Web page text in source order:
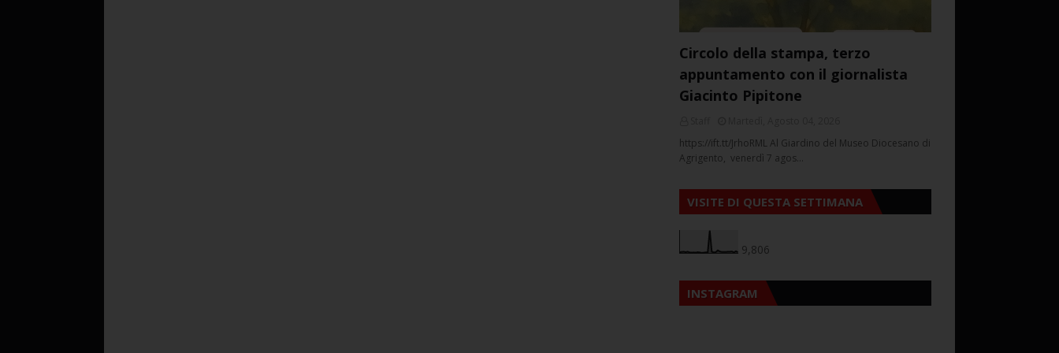
Circolo della stampa, terzo
appuntamento con il giornalista
Giacinto Pipitone
https://ift.tt/JrhoRML Al Giardino del Museo Diocesano di
Agrigento, venerdì 7 agos…
VISITE DI QUESTA SETTIMANA
9,806
INSTAGRAM